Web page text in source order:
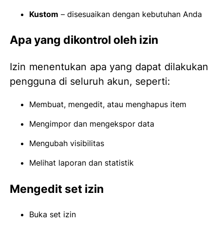
Kustom – disesuaikan dengan kebutuhan Anda
Apa yang dikontrol oleh izin
Izin menentukan apa yang dapat dilakukan
pengguna di seluruh akun, seperti:
Membuat, mengedit, atau menghapus item
Mengimpor dan mengekspor data
Mengubah visibilitas
Melihat laporan dan statistik
Mengedit set izin
Buka set izin